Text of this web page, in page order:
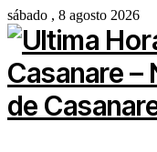
sábado , 8 agosto 2026